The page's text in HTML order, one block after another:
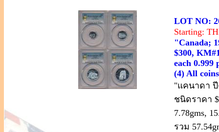
LOT NO:
Starting:
"Canada;
$300,
each 0.999
(4) All
"แคนาดา
ชนิดราคา
7.78gms,
รวม